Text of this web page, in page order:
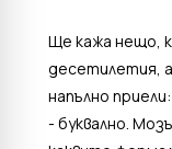
Ще кажа нещо,
десетилетия,
напълно
- буквално.